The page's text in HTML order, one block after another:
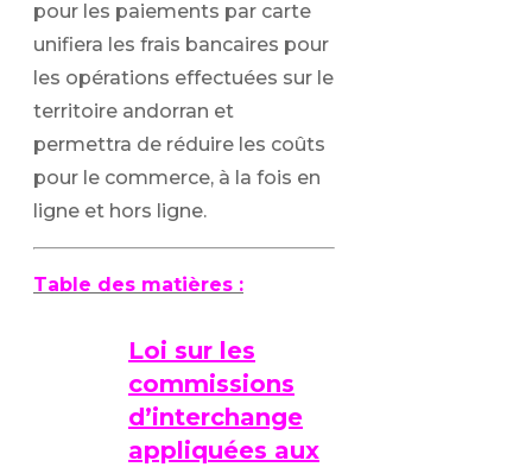
pour les paiements par carte
unifiera les frais bancaires pour
les opérations effectuées sur le
territoire andorran et
permettra de réduire les coûts
pour le commerce, à la fois en
ligne et hors ligne.
Table des matières :
Loi sur les
commissions
d’interchange
appliquées aux